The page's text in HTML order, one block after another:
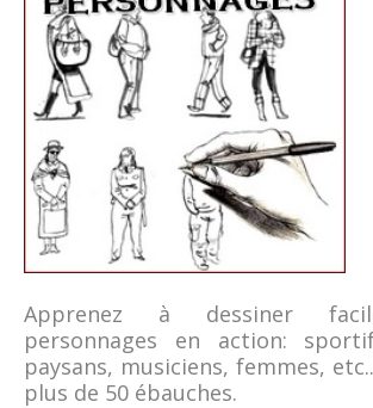
Apprenez à dessiner
personnages en action:
paysans, musiciens, femmes,
plus de 50 ébauches.